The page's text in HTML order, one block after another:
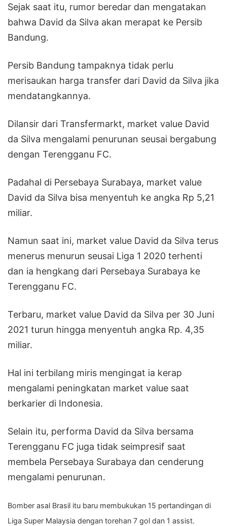
Sejak saat itu, rumor beredar dan mengatakan
bahwa David da Silva akan merapat ke Persib
Bandung.
Persib Bandung tampaknya tidak perlu
merisaukan harga transfer dari David da Silva jika
mendatangkannya.
Dilansir dari Transfermarkt, market value David
da Silva mengalami penurunan seusai bergabung
dengan Terengganu FC.
Padahal di Persebaya Surabaya, market value
David da Silva bisa menyentuh ke angka Rp 5,21
miliar.
Namun saat ini, market value David da Silva terus
menerus menurun seusai Liga 1 2020 terhenti
dan ia hengkang dari Persebaya Surabaya ke
Terengganu FC.
Terbaru, market value David da Silva per 30 Juni
2021 turun hingga menyentuh angka Rp. 4,35
miliar.
Hal ini terbilang miris mengingat ia kerap
mengalami peningkatan market value saat
berkarier di Indonesia.
Selain itu, performa David da Silva bersama
Terengganu FC juga tidak seimpresif saat
membela Persebaya Surabaya dan cenderung
mengalami penurunan.
Bomber asal Brasil itu baru membukukan 15 pertandingan di
Liga Super Malaysia dengan torehan 7 gol dan 1 assist.